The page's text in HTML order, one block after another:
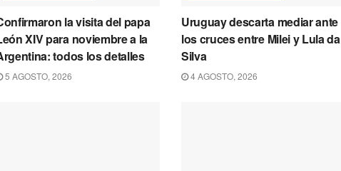
la visita del papa
XIV para noviembre a la
todos los detalles
5 AGOSTO, 2026
Uruguay descarta mediar ante
los cruces entre Milei y Lula da
Silva
4 AGOSTO, 2026